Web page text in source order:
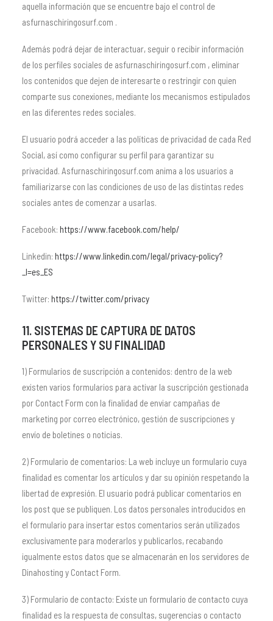
aquella información que se encuentre bajo el control de
asfurnaschiringosurf.com .
Además podrá dejar de interactuar, seguir o recibir información
de los perfiles sociales de asfurnaschiringosurf.com , eliminar
los contenidos que dejen de interesarte o restringir con quien
comparte sus conexiones, mediante los mecanismos estipulados
en las diferentes redes sociales.
El usuario podrá acceder a las políticas de privacidad de cada Red
Social, así como configurar su perfil para garantizar su
privacidad. Asfurnaschiringosurf.com anima a los usuarios a
familiarizarse con las condiciones de uso de las distintas redes
sociales antes de comenzar a usarlas.
Facebook: https://www.facebook.com/help/
Linkedin: https://www.linkedin.com/legal/privacy-policy?
_l=es_ES
Twitter: https://twitter.com/privacy
11. SISTEMAS DE CAPTURA DE DATOS
PERSONALES Y SU FINALIDAD
1) Formularios de suscripción a contenidos: dentro de la web
existen varios formularios para activar la suscripción gestionada
por Contact Form con la finalidad de enviar campañas de
marketing por correo electrónico, gestión de suscripciones y
envío de boletines o noticias.
2) Formulario de comentarios: La web incluye un formulario cuya
finalidad es comentar los artículos y dar su opinión respetando la
libertad de expresión. El usuario podrá publicar comentarios en
los post que se publiquen. Los datos personales introducidos en
el formulario para insertar estos comentarios serán utilizados
exclusivamente para moderarlos y publicarlos, recabando
igualmente estos datos que se almacenarán en los servidores de
Dinahosting y Contact Form.
3) Formulario de contacto: Existe un formulario de contacto cuya
finalidad es la respuesta de consultas, sugerencias o contacto